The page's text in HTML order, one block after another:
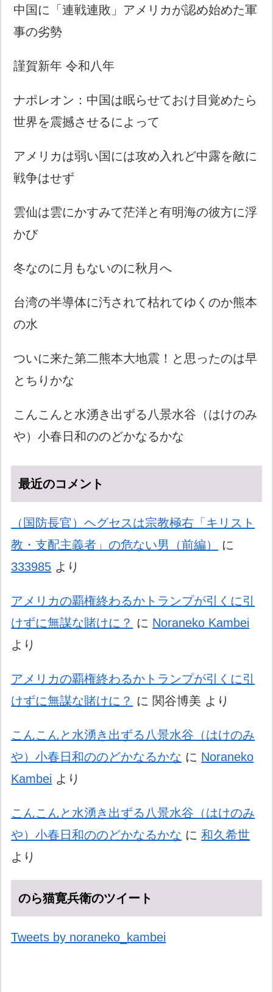
中国に「連戦連敗」アメリカが認め始めた軍
事の劣勢
謹賀新年 令和八年
ナポレオン：中国は眠らせておけ目覚めたら
世界を震撼させるによって
アメリカは弱い国には攻め入れど中露を敵に
戦争はせず
雲仙は雲にかすみて茫洋と有明海の彼方に浮
かび
冬なのに月もないのに秋月へ
台湾の半導体に汚されて枯れてゆくのか熊本
の水
ついに来た第二熊本大地震！と思ったのは早
とちりかな
こんこんと水湧き出ずる八景水谷（はけのみ
や）小春日和ののどかなるかな
最近のコメント
（国防長官）ヘグセスは宗教極右「キリスト
教・支配主義者」の危ない男（前編）
に
333985 より
アメリカの覇権終わるかトランプが引くに引
けずに無謀な賭けに？ に Noraneko Kambei
より
アメリカの覇権終わるかトランプが引くに引
けずに無謀な賭けに？ に 関谷博美 より
こんこんと水湧き出ずる八景水谷（はけのみ
や）小春日和ののどかなるかな に Noraneko
Kambei より
こんこんと水湧き出ずる八景水谷（はけのみ
や）小春日和ののどかなるかな に和久希世
より
のら猫寛兵衛のツイート
Tweets by noraneko_kambei